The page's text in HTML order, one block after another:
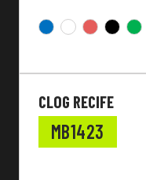
CLOG RECIFE
MB1423